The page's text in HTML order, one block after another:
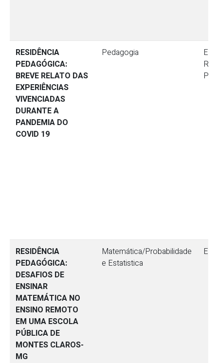
RESIDÊNCIA
PEDAGÓGICA:
BREVE RELATO DAS
EXPERIÊNCIAS
VIVENCIADAS
DURANTE A
PANDEMIA DO
COVID 19
Pedagogia
RESIDÊNCIA
PEDAGÓGICA:
DESAFIOS DE
ENSINAR
MATEMÁTICA NO
ENSINO REMOTO
EM UMA ESCOLA
PÚBLICA DE
MONTES CLAROS-
MG
Matemática/Probabilidade
e Estatistica